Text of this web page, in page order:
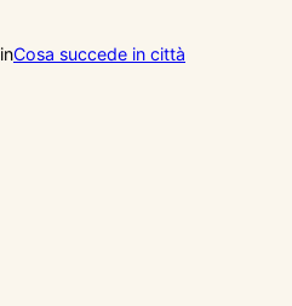
inCosa succede in città